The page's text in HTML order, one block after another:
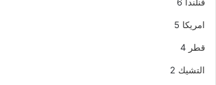
امريكا 5
قطر 4
التشيك 2